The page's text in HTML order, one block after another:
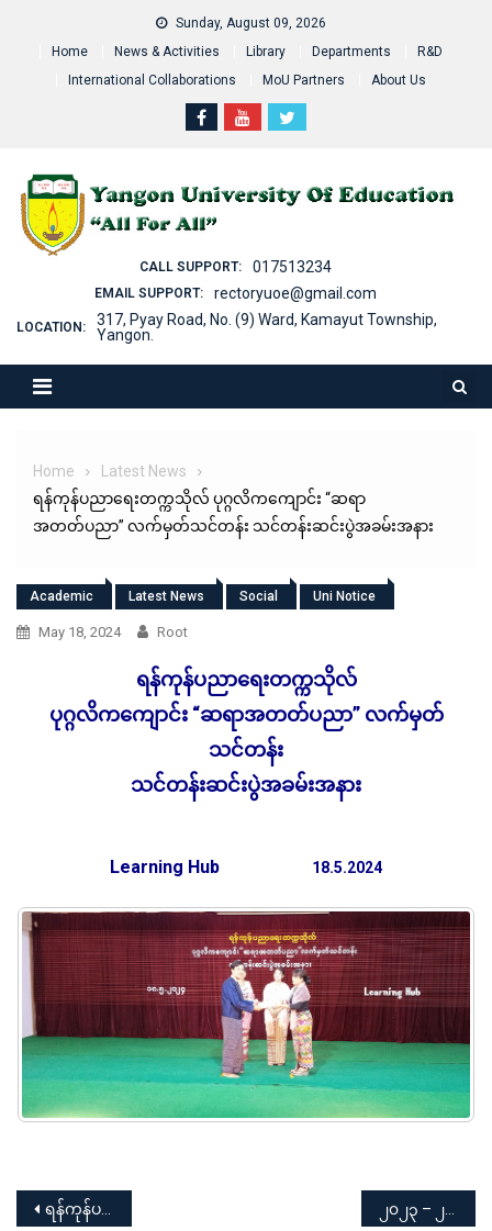
Sunday, August 09, 2026
Home
News & Activities Library Departments
R&D
International Collaborations
MoU Partners About Us
CALL SUPPORT: 017513234
EMAIL SUPPORT: rectoryuoe@gmail.com
LOCATION:
317, Pyay Road, No. (9) Ward, Kamayut Township,
Yangon.
Home
Latest News
ရန်ကုန်ပညာရေးတက္ကသိုလ် ပုဂ္ဂလိကကျောင်း “ဆရာ
အတတ်ပညာ” လက်မှတ်သင်တန်း သင်တန်းဆင်းပွဲအခမ်းအနား
Academic Latest News Social Uni Notice
May 18, 2024 Root
ရန်ကုန်ပညာရေးတက္ကသိုလ်
ပုဂ္ဂလိကကျောင်း “ဆရာအတတ်ပညာ” လက်မှတ်
သင်တန်း
သင်တန်းဆင်းပွဲအခမ်းအနား
Learning Hub 18.5.2024
Post
ရန်ကုန်ပညာရေးတက္ကသိုလ် ပုဂ္ဂလိကကျောင်း “ဆရာအတတ်ပညာ” လက်မှတ်သင်တန်း သင်တန်းသား၊သင်တန်းသူများ၏ အာစရိယပူဇော်ပွဲအခမ်းအနား ၂၀၂၃ – ၂၀၂၄ ပညာသင်နှစ် ရန်ကုန်ပညာရေးတက္ကသိုလ် အမျိုးသား / အမျိုးသမီး ဘောလုံးပြိုင်ပွဲ နှင့် ဆုပေးပွဲ အခမ်းအနား